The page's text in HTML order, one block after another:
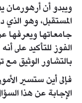
ويبدو أن
المستقبل، وهو
جامعاتها ويعرفها
الفوز للتأكيد على
بالتشاور الوثيق مع
فإلى أين ستسير
الإجابة عن هذا